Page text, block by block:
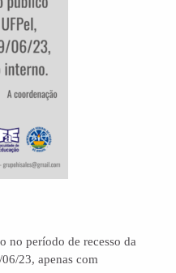
no período de recesso da
23, apenas com